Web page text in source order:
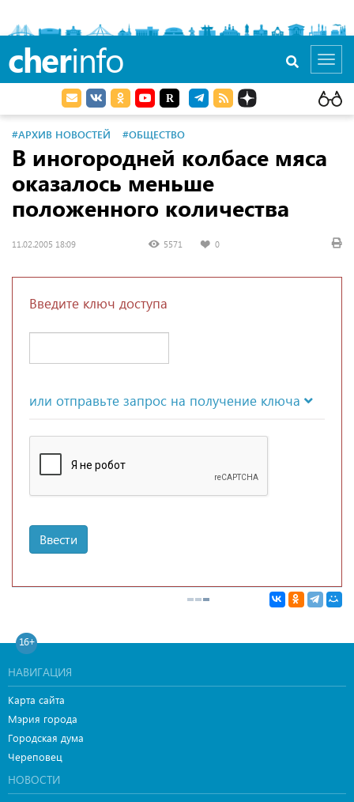
cherinfo
#АРХИВ НОВОСТЕЙ #ОБЩЕСТВО
В иногородней колбасе мяса
оказалось меньше
положенного количества
11.02.2005 18:09 5571 0
Введите ключ доступа
или отправьте запрос на получение ключа
Ввести
16+
НАВИГАЦИЯ
Карта сайта
Мэрия города
Городская дума
Череповец
НОВОСТИ